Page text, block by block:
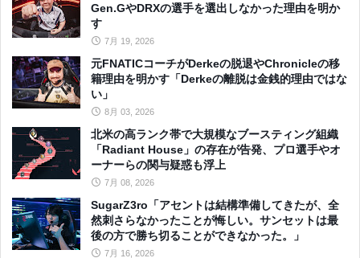
Gen.GやDRXの選手を選出しなかった理由を明か
す
7月 19, 2026
元FNATICコーチがDerkeの脱退やChronicleの移
籍理由を明かす「Derkeの離脱は金銭的理由ではな
い」
8月 03, 2026
北米の高ランク帯で大規模なブースティング組織
「Radiant House」の存在が告発、プロ選手やオ
ーナーらの関与疑惑も浮上
7月 08, 2026
SugarZ3ro「アセントは結構準備してきたが、全
然刺さらなかったことが悔しい。サンセットは最
後の方で勝ち切ることができなかった。」
7月 16, 2026